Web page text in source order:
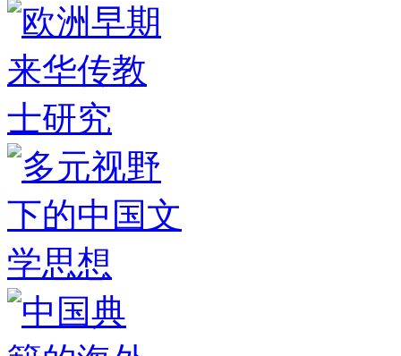
任徐宝锋 ·东非首个汉学中心即将落
地！同步开设“理 ·共商战略协作，